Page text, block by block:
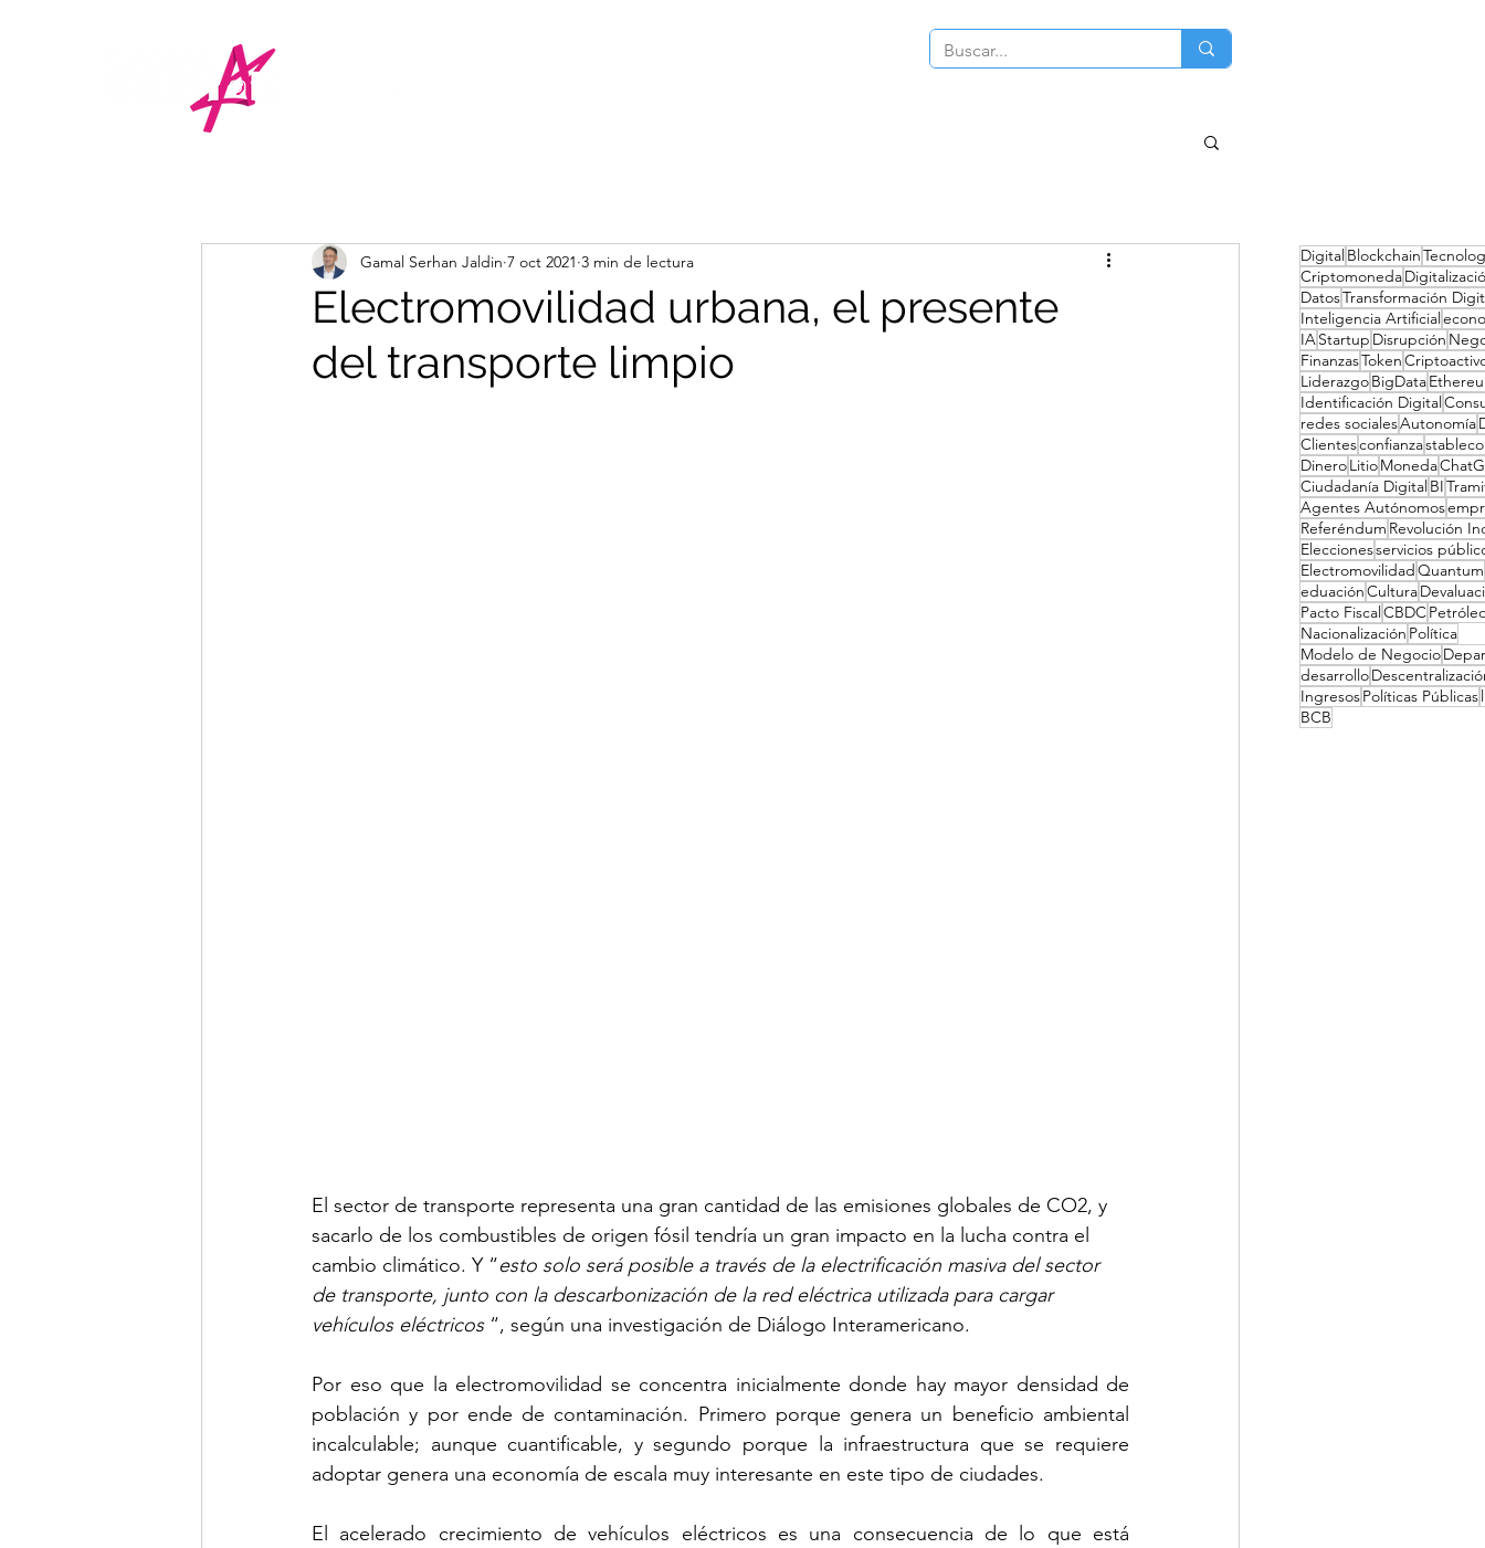
Electromovilidad urbana, el presente
del transporte limpio
Gamal Serhan Jaldin 7 oct 2021 3 min de lectura
El sector de transporte representa una gran cantidad de las emisiones globales de CO2, y
sacarlo de los combustibles de origen fósil tendría un gran impacto en la lucha contra el
cambio climático. Y “esto solo será posible a través de la electrificación masiva del sector
de transporte, junto con la descarbonización de la red eléctrica utilizada para cargar
vehículos eléctricos “, según una investigación de Diálogo Interamericano.
Por eso que la electromovilidad se concentra inicialmente donde hay mayor densidad de
población y por ende de contaminación. Primero porque genera un beneficio ambiental
incalculable; aunque cuantificable, y segundo porque la infraestructura que se requiere
adoptar genera una economía de escala muy interesante en este tipo de ciudades.
El acelerado crecimiento de vehículos eléctricos es una consecuencia de lo que está
DigitalBlockchain
Criptomoneda
DatosTransformación
Inteligencia Artificial
IAStartup Disrupción
FinanzasToken
LiderazgoBigData
Identificación Digital
redes socialesAutonomía
Clientesconfianza
DineroLitioMoneda
Ciudadanía DigitalBI
Agentes Autónomos
Referéndum Revolución
Eleccionesservicios
ElectromovilidadQuantum
eduaciónCultura
Pacto FiscalCBDC
Nacionalización Política
Modelo de Negocio
desarrollo
IngresosPolíticas Públicas
BCB